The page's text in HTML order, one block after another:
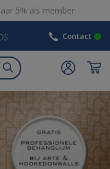
5% als member
Contact